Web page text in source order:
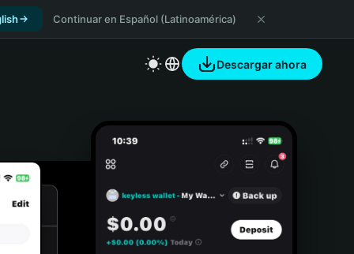
Continuar en Español (Latinoamérica)
Descargar ahora